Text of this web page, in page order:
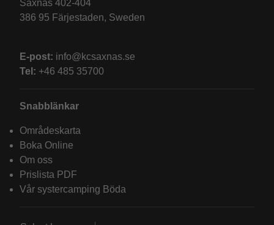
Saxnäs 402-404
386 95 Färjestaden, Sweden
E-post: info@kcsaxnas.se
Tel: +46 485 35700
Snabblänkar
Områdeskarta
Boka Online
Om oss
Prislista PDF
Vår systercamping Böda